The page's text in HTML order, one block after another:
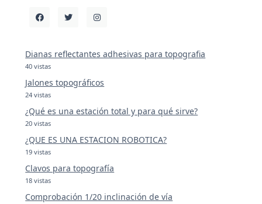
Dianas reflectantes adhesivas para topografia
40 vistas
Jalones topográficos
24 vistas
¿Qué es una estación total y para qué sirve?
20 vistas
¿QUE ES UNA ESTACION ROBOTICA?
19 vistas
Clavos para topografía
18 vistas
Comprobación 1/20 inclinación de vía